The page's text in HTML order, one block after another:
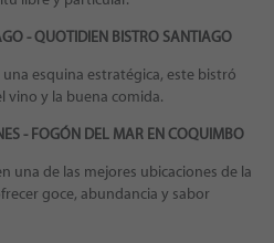
- QUOTIDIEN BISTRO SANTIAGO
esquina estratégica, este bistró
vino y la buena comida.
- FOGÓN DEL MAR EN COQUIMBO
una de las mejores ubicaciones de la
goce, abundancia y sabor